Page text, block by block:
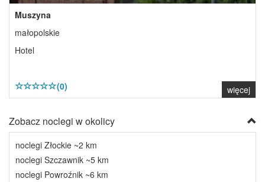
Muszyna
małopolskie
Hotel
(0) więcej
Zobacz noclegi w okolicy
noclegi Złockie ~2 km
noclegi Szczawnik ~5 km
noclegi Powroźnik ~6 km